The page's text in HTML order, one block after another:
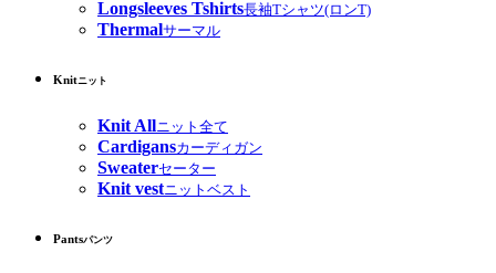
Longsleeves Tshirts長袖Tシャツ(ロンT)
Thermalサーマル
Knitニット
Knit Allニット全て
Cardigansカーディガン
Sweaterセーター
Knit vestニットベスト
Pantsパンツ